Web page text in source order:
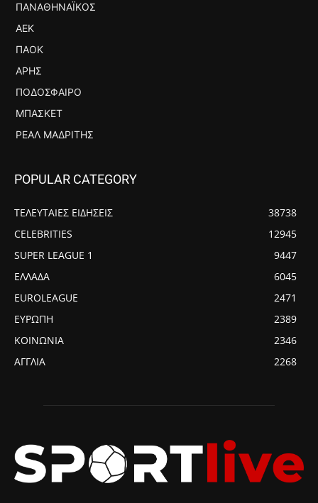
ΠΑΝΑΘΗΝΑΪΚΌΣ
ΑΕΚ
ΠΑΟΚ
ΆΡΗΣ
ΠΟΔΌΣΦΑΙΡΟ
ΜΠΆΣΚΕΤ
ΡΕΆΛ ΜΑΔΡΊΤΗΣ
POPULAR CATEGORY
ΤΕΛΕΥΤΑΙΕΣ ΕΙΔΗΣΕΙΣ
38738
CELEBRITIES
12945
SUPER LEAGUE 1
9447
ΕΛΛΑΔΑ
6045
EUROLEAGUE
2471
ΕΥΡΩΠΗ
2389
ΚΟΙΝΩΝΙΑ
2346
ΑΓΓΛΙΑ
2268